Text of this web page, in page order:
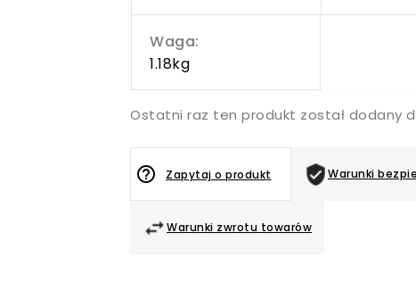
Waga:
1.18kg
Ostatni raz ten produkt został dodany
Warunki
Warunki zwrotu towarów
help_outline Zapytaj o produkt